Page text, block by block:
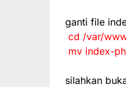
ganti file
cd /var/
mv index-
silahkan